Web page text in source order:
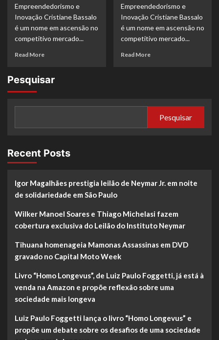
Empreendedorismo e
Inovação Cristiane Bassalo
é um nome em ascensão no
competitivo mercado...
Read MoreRead
De
Brasil
CEO
O
Cristiane
Bassalo
setor
Beleza
Empreendedorismo e
Inovação Cristiane Bassalo
é um nome em ascensão no
competitivo mercado...
Read MoreRead
CEO
Cristiane
setor
Beleza
Pesquisar
Pesquisar
Recent Posts
Igor Magalhães prestigia leilão de Neymar Jr. em noite
de solidariedade em São Paulo
Wilker Manoel Soares e Thiago Michelasi fazem
cobertura exclusiva do Leilão do Instituto Neymar
Tihuana homenageia Mamonas Assassinas em DVD
gravado no Capital Moto Week
Livro “Homo Longevus”, de Luiz Paulo Foggetti, já está à
venda na Amazon e propõe reflexão sobre uma
sociedade mais longeva
Luiz Paulo Foggetti lança o livro “Homo Longevus” e
propõe um debate sobre os desafios de uma sociedade